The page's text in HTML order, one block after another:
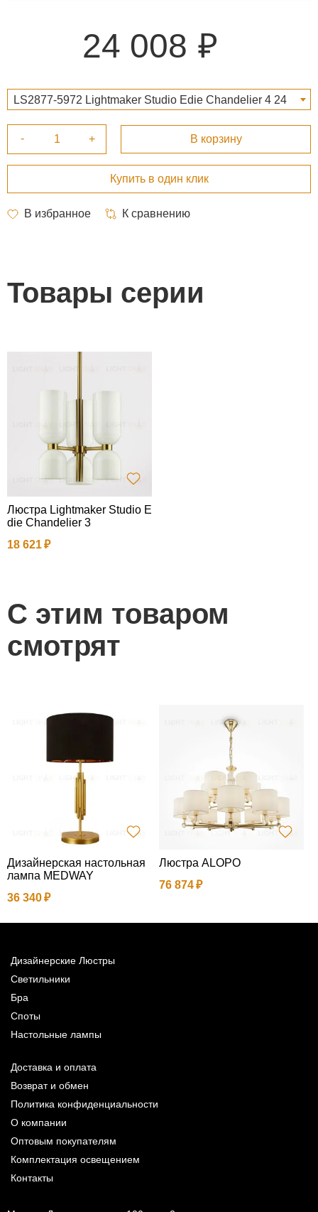
24 008
LS2877-5972 Lightmaker Studio Edie Chandelier 4 24
Товары серии
Люстра Lightmaker Studio E
die Chandelier 3
18 621
С этим товаром
смотрят
Дизайнерская настольная
лампа MEDWAY
36 340
Люстра ALOPO
76 874
Дизайнерские Люстры
Светильники
Бра
Споты
Настольные лампы
Доставка и оплата
Возврат и обмен
Политика конфиденциальности
О компании
Оптовым покупателям
Комплектация освещением
Контакты